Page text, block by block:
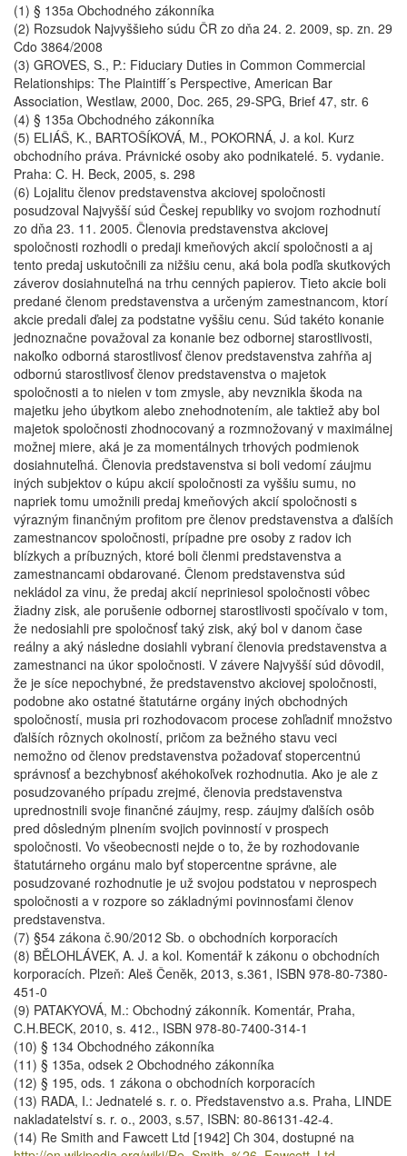
(1) § 135a Obchodného zákonníka
(2) Rozsudok Najvyššieho súdu ČR zo dňa 24. 2. 2009, sp. zn. 29
Cdo 3864/2008
(3) GROVES, S., P.: Fiduciary Duties in Common Commercial
Relationships: The Plaintiff´s Perspective, American Bar
Association, Westlaw, 2000, Doc. 265, 29-SPG, Brief 47, str. 6
(4) § 135a Obchodného zákonníka
(5) ELIÁŠ, K., BARTOŠÍKOVÁ, M., POKORNÁ, J. a kol. Kurz
obchodního práva. Právnické osoby ako podnikatelé. 5. vydanie.
Praha: C. H. Beck, 2005, s. 298
(6) Lojalitu členov predstavenstva akciovej spoločnosti
posudzoval Najvyšší súd Českej republiky vo svojom rozhodnutí
zo dňa 23. 11. 2005. Členovia predstavenstva akciovej
spoločnosti rozhodli o predaji kmeňových akcií spoločnosti a aj
tento predaj uskutočnili za nižšiu cenu, aká bola podľa skutkových
záverov dosiahnuteľná na trhu cenných papierov. Tieto akcie boli
predané členom predstavenstva a určeným zamestnancom, ktorí
akcie predali ďalej za podstatne vyššiu cenu. Súd takéto konanie
jednoznačne považoval za konanie bez odbornej starostlivosti,
nakoľko odborná starostlivosť členov predstavenstva zahŕňa aj
odbornú starostlivosť členov predstavenstva o majetok
spoločnosti a to nielen v tom zmysle, aby nevznikla škoda na
majetku jeho úbytkom alebo znehodnotením, ale taktiež aby bol
majetok spoločnosti zhodnocovaný a rozmnožovaný v maximálnej
možnej miere, aká je za momentálnych trhových podmienok
dosiahnuteľná. Členovia predstavenstva si boli vedomí záujmu
iných subjektov o kúpu akcií spoločnosti za vyššiu sumu, no
napriek tomu umožnili predaj kmeňových akcií spoločnosti s
výrazným finančným profitom pre členov predstavenstva a ďalších
zamestnancov spoločnosti, prípadne pre osoby z radov ich
blízkych a príbuzných, ktoré boli členmi predstavenstva a
zamestnancami obdarované. Členom predstavenstva súd
nekládol za vinu, že predaj akcií nepriniesol spoločnosti vôbec
žiadny zisk, ale porušenie odbornej starostlivosti spočívalo v tom,
že nedosiahli pre spoločnosť taký zisk, aký bol v danom čase
reálny a aký následne dosiahli vybraní členovia predstavenstva a
zamestnanci na úkor spoločnosti. V závere Najvyšší súd dôvodil,
že je síce nepochybné, že predstavenstvo akciovej spoločnosti,
podobne ako ostatné štatutárne orgány iných obchodných
spoločností, musia pri rozhodovacom procese zohľadniť množstvo
ďalších rôznych okolností, pričom za bežného stavu veci
nemožno od členov predstavenstva požadovať stopercentnú
správnosť a bezchybnosť akéhokoľvek rozhodnutia. Ako je ale z
posudzovaného prípadu zrejmé, členovia predstavenstva
uprednostnili svoje finančné záujmy, resp. záujmy ďalších osôb
pred dôsledným plnením svojich povinností v prospech
spoločnosti. Vo všeobecnosti nejde o to, že by rozhodovanie
štatutárneho orgánu malo byť stopercentne správne, ale
posudzované rozhodnutie je už svojou podstatou v neprospech
spoločnosti a v rozpore so základnými povinnosťami členov
predstavenstva.
(7) §54 zákona č.90/2012 Sb. o obchodních korporacích
(8) BĚLOHLÁVEK, A. J. a kol. Komentář k zákonu o obchodních
korporacích. Plzeň: Aleš Čeněk, 2013, s.361, ISBN 978-80-7380-
451-0
(9) PATAKYOVÁ, M.: Obchodný zákonník. Komentár, Praha,
C.H.BECK, 2010, s. 412., ISBN 978-80-7400-314-1
(10) § 134 Obchodného zákonníka
(11) § 135a, odsek 2 Obchodného zákonníka
(12) § 195, ods. 1 zákona o obchodních korporacích
(13) RADA, I.: Jednatelé s. r. o. Představenstvo a.s. Praha, LINDE
nakladatelství s. r. o., 2003, s.57, ISBN: 80-86131-42-4.
(14) Re Smith and Fawcett Ltd [1942] Ch 304, dostupné na